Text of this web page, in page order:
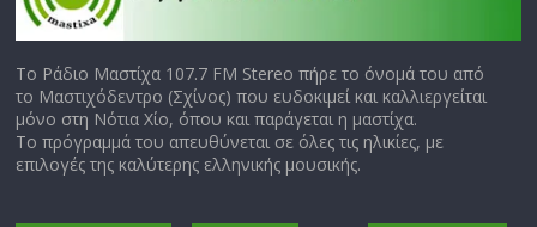
Το Ράδιο Μαστίχα 107.7 FM Stereo πήρε το όνομά του από
το Μαστιχόδεντρο (Σχίνος) που ευδοκιμεί και καλλιεργείται
μόνο στη Νότια Χίο, όπου και παράγεται η μαστίχα.
Το πρόγραμμά του απευθύνεται σε όλες τις ηλικίες, με
επιλογές της καλύτερης ελληνικής μουσικής.